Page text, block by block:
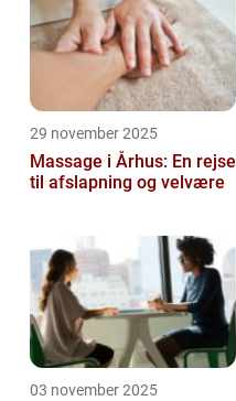
29 november 2025
Massage i Århus: En rejse
til afslapning og velvære
03 november 2025